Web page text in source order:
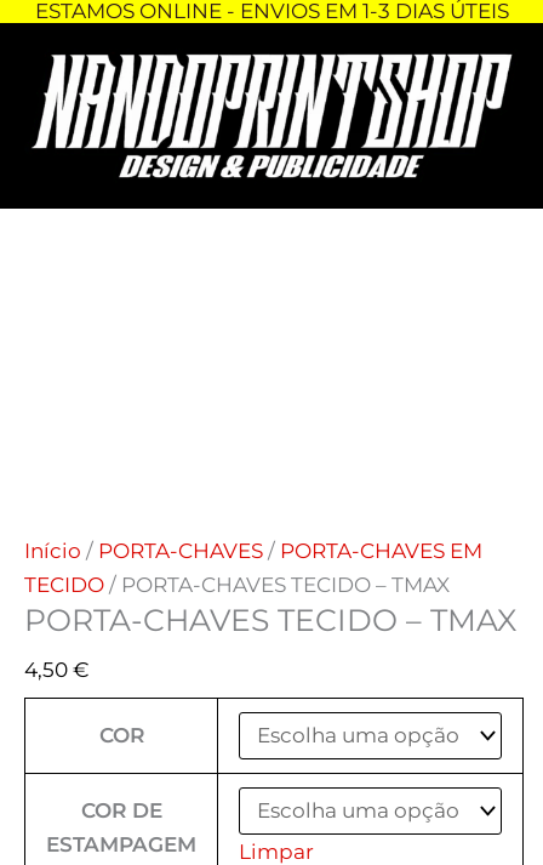
Skip
content
ESTAMOS ONLINE - ENVIOS EM 1-3 DIAS ÚTEIS
Início / PORTA-CHAVES / PORTA-CHAVES EM
TECIDO / PORTA-CHAVES TECIDO – TMAX
PORTA-CHAVES TECIDO – TMAX
4,50 €
COR
COR DE
ESTAMPAGEM
Limpar
Quantidade
de
PORTA-
CHAVES
TECIDO